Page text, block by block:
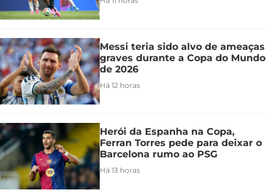
Messi teria sido alvo de ameaças
graves durante a Copa do Mundo
de 2026
Há 12 horas
Herói da Espanha na Copa,
Ferran Torres pede para deixar o
Barcelona rumo ao PSG
Há 13 horas